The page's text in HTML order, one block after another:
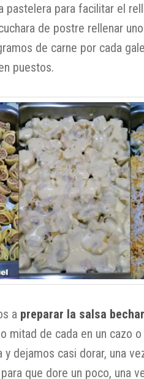
pastelera para facilitar el
de postre rellenar
de carne por cada
puestos.
a preparar la salsa
mitad de cada en un cazo
y dejamos casi dorar, una
que dore un poco, una